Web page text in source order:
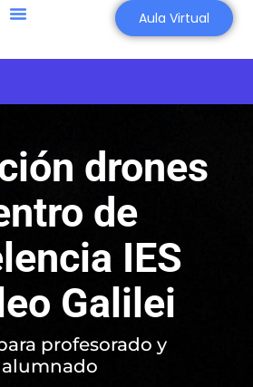
Aula Virtual
drones
de
IES
Galilei
profesorado y
alumnado